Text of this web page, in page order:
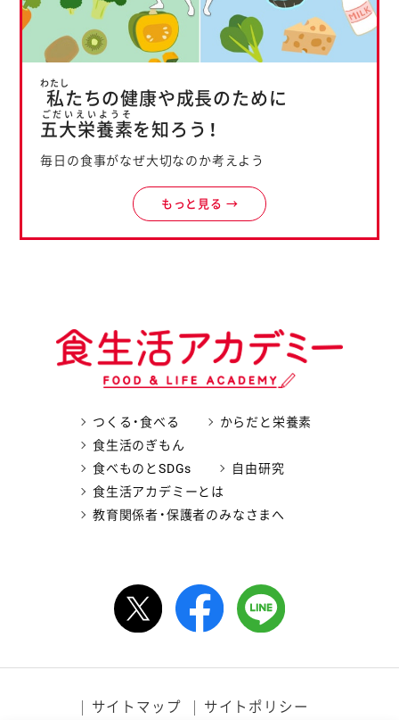
私
わたし
たちの健康や成長のために
五大栄養素
ごだいえいようそ
を知ろう！
毎日の食事がなぜ大切なのか考えよう
もっと見る →
つくる・食べる
からだと栄養素
食生活のぎもん
食べものとSDGs
自由研究
食生活アカデミーとは
教育関係者・保護者のみなさまへ
サイトマップ サイトポリシー